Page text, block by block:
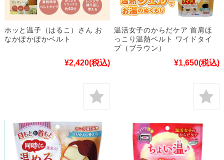
ホッと温子（はるこ）さん お
なかぽかぽかベルト
¥2,420(税込)
温活女子のからだケア 首肩ほ
っこり温熱ベルト ワイドタイ
プ（ブラウン）
¥1,650(税込)